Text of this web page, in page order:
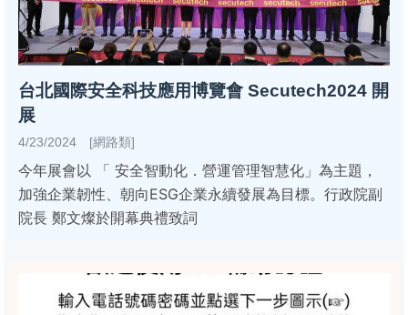
台北國際安全科技應用博覽會 Secutech2024 開
展
4/23/2024 [網路類]
今年展會以 「 安全智動化．營運管理智慧化」為主題，
加強企業韌性、朝向ESG企業永續發展為目標。行政院副
院長 鄭文燦於開幕典禮致詞